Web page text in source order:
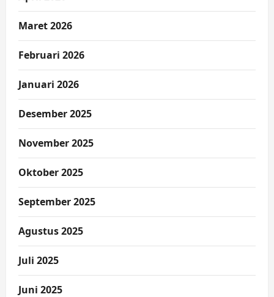
Maret 2026
Februari 2026
Januari 2026
Desember 2025
November 2025
Oktober 2025
September 2025
Agustus 2025
Juli 2025
Juni 2025